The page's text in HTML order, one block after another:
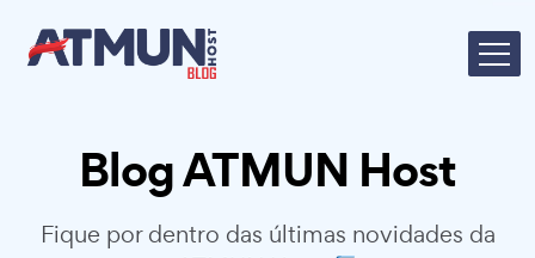
Blog ATMUN Host
Fique por dentro das últimas novidades da